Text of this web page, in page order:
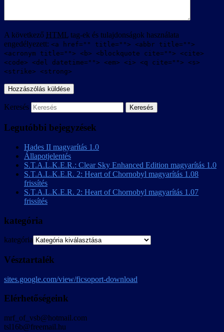
A következő HTML tag-ek és tulajdonságok használata
engedélyezett: <a href="" title=""> <abbr title="">
<acronym title=""> <b> <blockquote cite=""> <cite>
<code> <del datetime=""> <em> <i> <q cite=""> <s>
<strike> <strong>
Keresés
Legutóbbi bejegyzések
Hades II magyarítás 1.0
Állapotjelentés
S.T.A.L.K.E.R.: Clear Sky Enhanced Edition magyarítás 1.0
S.T.A.L.K.E.R. 2: Heart of Chornobyl magyarítás 1.08
frissítés
S.T.A.L.K.E.R. 2: Heart of Chornobyl magyarítás 1.07
frissítés
kategória
kategória
Vésztartalék
sites.google.com/view/ficsoport-download
Elérhetőségeink
mrf_of_vsb@hotmail.com
tsl16b@freemail.hu